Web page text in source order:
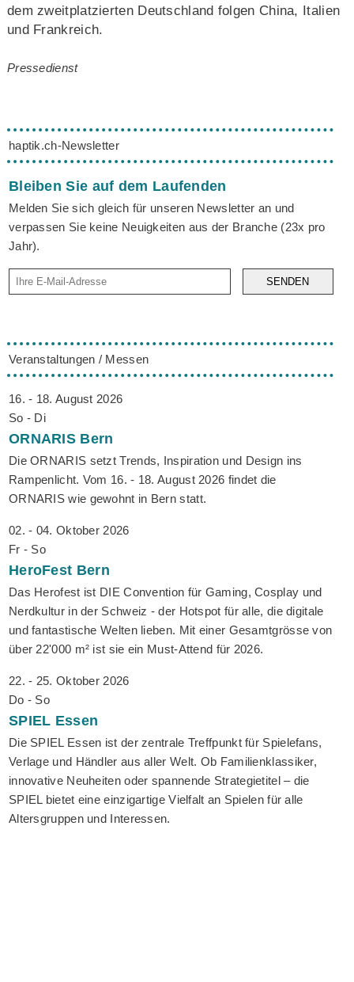
dem zweitplatzierten Deutschland folgen China, Italien
und Frankreich.
Pressedienst
haptik.ch-Newsletter
Bleiben Sie auf dem Laufenden
Melden Sie sich gleich für unseren Newsletter an und
verpassen Sie keine Neuigkeiten aus der Branche (23x pro
Jahr).
SENDEN
Veranstaltungen / Messen
16. - 18. August 2026
So - Di
ORNARIS Bern
Die ORNARIS setzt Trends, Inspiration und Design ins
Rampenlicht. Vom 16. - 18. August 2026 findet die
ORNARIS wie gewohnt in Bern statt.
02. - 04. Oktober 2026
Fr - So
HeroFest Bern
Das Herofest ist DIE Convention für Gaming, Cosplay und
Nerdkultur in der Schweiz - der Hotspot für alle, die digitale
und fantastische Welten lieben. Mit einer Gesamtgrösse von
über 22'000 m² ist sie ein Must-Attend für 2026.
22. - 25. Oktober 2026
Do - So
SPIEL Essen
Die SPIEL Essen ist der zentrale Treffpunkt für Spielefans,
Verlage und Händler aus aller Welt. Ob Familienklassiker,
innovative Neuheiten oder spannende Strategietitel – die
SPIEL bietet eine einzigartige Vielfalt an Spielen für alle
Altersgruppen und Interessen.